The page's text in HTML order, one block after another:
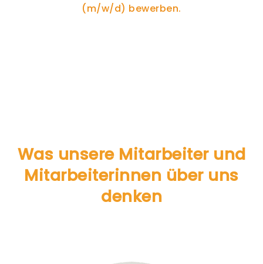
(m/w/d) bewerben.
Was unsere Mitarbeiter und
Mitarbeiterinnen über uns
denken